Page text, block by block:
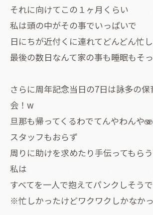
それに向けてこの１ヶ月くらい
私は頭の中がその事でいっぱいで
日にちが近付くに連れてどんどん忙
最後の数日なんて家の事も睡眠もそ
さらに周年記念当日の7日は詠多の
会！w
旦那も帰ってくるわでてんやわんや🫨
スタッフもおらず
周りに助けを求めたり手伝ってもら
私は
すべてを一人で抱えてパンクしそうで
※忙しかったけどワクワクしかなか